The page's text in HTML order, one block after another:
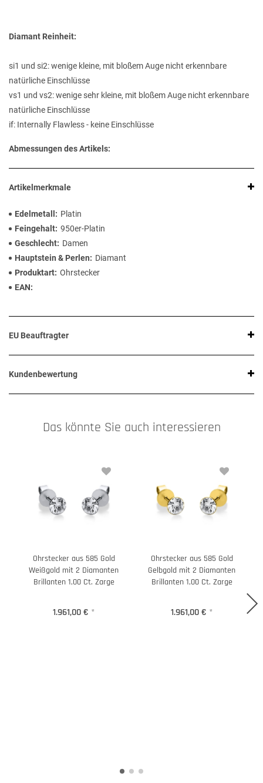
Diamant Reinheit:
si1 und si2: wenige kleine, mit bloßem Auge nicht erkennbare
natürliche Einschlüsse
vs1 und vs2: wenige sehr kleine, mit bloßem Auge nicht erkennbare
natürliche Einschlüsse
if: Internally Flawless - keine Einschlüsse
Abmessungen des Artikels:
Artikelmerkmale
Edelmetall
Platin
Feingehalt 950er-Platin
Geschlecht
Damen
Hauptstein & Perlen
Diamant
Produktart Ohrstecker
EAN
EU Beauftragter
Kundenbewertung
Das könnte Sie auch interessieren
Ohrstecker aus 585 Gold
Weißgold mit 2 Diamanten
Brillanten 1,00 Ct. Zarge
1.961,00 € *
Ohrstecker aus 585 Gold
Gelbgold mit 2 Diamanten
Brillanten 1,00 Ct. Zarge
1.961,00 € *